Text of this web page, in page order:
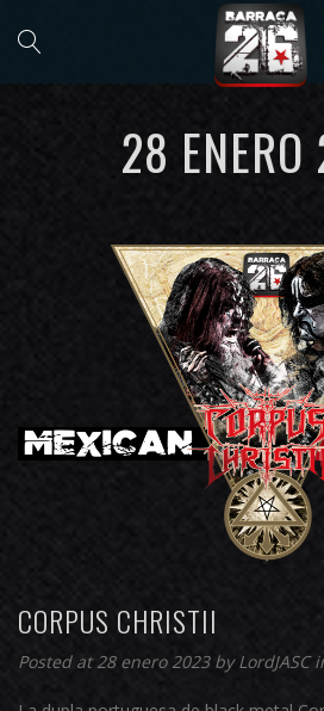
28
CORPUS CHRISTII
Posted at 28 enero 2023 byLordJASC